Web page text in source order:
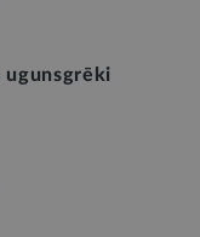
ugunsgrēki